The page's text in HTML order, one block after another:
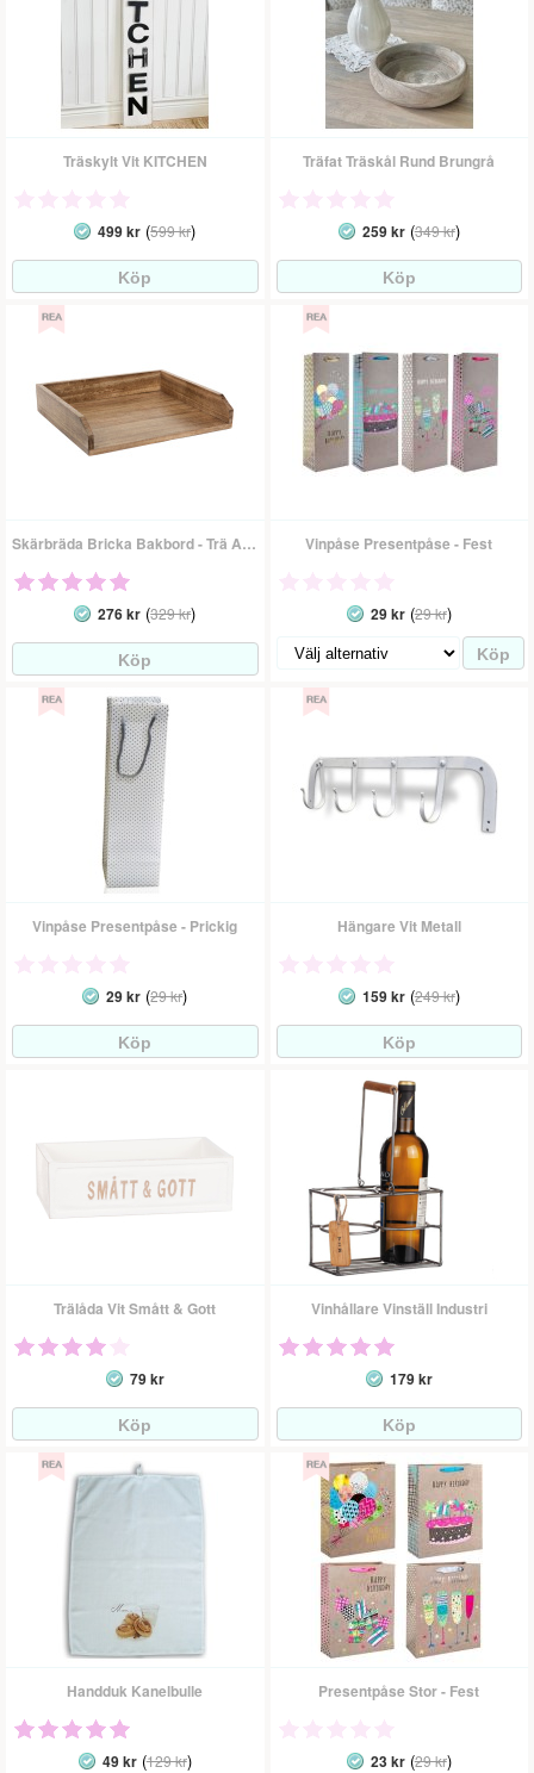
Träskylt Vit KITCHEN
499 kr (599 kr)
Träfat Träskål Rund Brungrå
259 kr(349 kr)
Skärbräda Bricka Bakbord - Trä Antik
276 kr (329 kr)
Vinpåse Presentpåse - Fest
29 kr(29 kr)
Vinpåse Presentpåse - Prickig
29 kr (29 kr)
Hängare Vit Metall
159 kr(249 kr)
Trälåda Vit Smått & Gott
79 kr
Vinhållare Vinställ Industri
179 kr
Handduk Kanelbulle
49 kr(129 kr)
Presentpåse Stor - Fest
23 kr(29 kr)